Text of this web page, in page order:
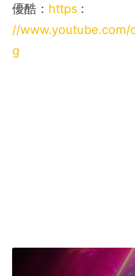
優酷： https :
//www.youtube.com/
g